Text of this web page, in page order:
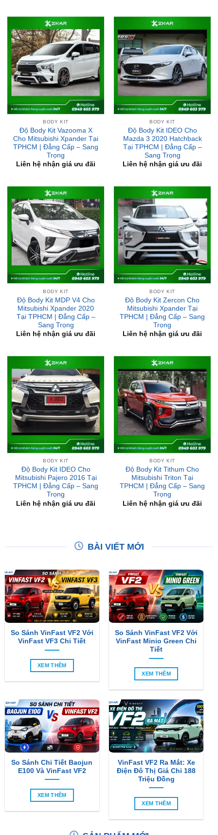
BODY KIT
Độ Body Kit Vazooma X
Cho Mitsubishi Xpander Tại
TPHCM | Đẳng Cấp – Sang
Trọng
Liên hệ nhận giá ưu đãi
BODY KIT
Độ Body Kit IDEO Cho
Mazda 3 2020 Hatchback
Tại TPHCM | Đẳng Cấp –
Sang Trọng
Liên hệ nhận giá ưu đãi
BODY KIT
Độ Body Kit MDP V4 Cho
Mitsubishi Xpander 2020
Tại TPHCM | Đẳng Cấp –
Sang Trọng
Liên hệ nhận giá ưu đãi
BODY KIT
Độ Body Kit Zercon Cho
Mitsubishi Xpander Tại
TPHCM | Đẳng Cấp – Sang
Trọng
Liên hệ nhận giá ưu đãi
BODY KIT
Độ Body Kit IDEO Cho
Mitsubishi Pajero 2016 Tại
TPHCM | Đẳng Cấp – Sang
Trọng
Liên hệ nhận giá ưu đãi
BODY KIT
Độ Body Kit Tithum Cho
Mitsubishi Triton Tại
TPHCM | Đẳng Cấp – Sang
Trọng
Liên hệ nhận giá ưu đãi
So Sánh VinFast VF2 Với
VinFast VF3 Chi Tiết
XEM THÊM
So Sánh VinFast VF2 Với
VinFast Minio Green Chi
Tiết
XEM THÊM
So Sánh Chi Tiết Baojun
E100 Và VinFast VF2
XEM THÊM
VinFast VF2 Ra Mắt: Xe
Điện Đô Thị Giá Chỉ 188
Triệu Đồng
XEM THÊM
SẢN PHẨM MỚI